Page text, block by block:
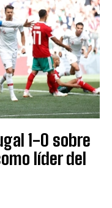
1-0 sobre
líder del